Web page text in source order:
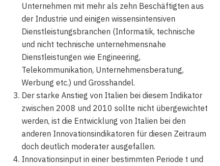
Unternehmen mit mehr als zehn Beschäftigten aus
der Industrie und einigen wissensintensiven
Dienstleistungsbranchen (Informatik, technische
und nicht technische unternehmensnahe
Dienstleistungen wie Engineering,
Telekommunikation, Unternehmensberatung,
Werbung etc.) und Grosshandel.
Der starke Anstieg von Italien bei diesem Indikator
zwischen 2008 und 2010 sollte nicht übergewichtet
werden, ist die Entwicklung von Italien bei den
anderen Innovationsindikatoren für diesen Zeitraum
doch deutlich moderater ausgefallen.
Innovationsinput in einer bestimmten Periode t und